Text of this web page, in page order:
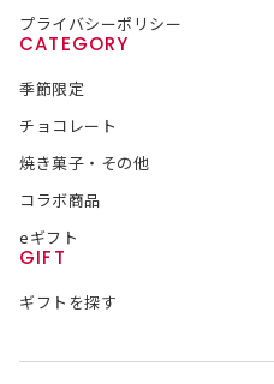
プライバシーポリシー
CATEGORY
季節限定
チョコレート
焼き菓子・その他
コラボ商品
eギフト
GIFT
ギフトを探す